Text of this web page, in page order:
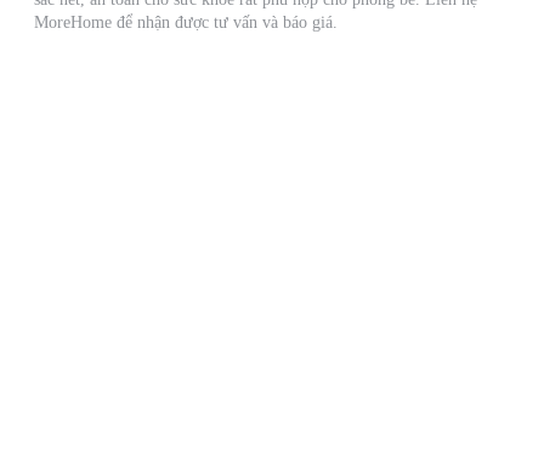
MoreHome để nhận được tư vấn và báo giá.